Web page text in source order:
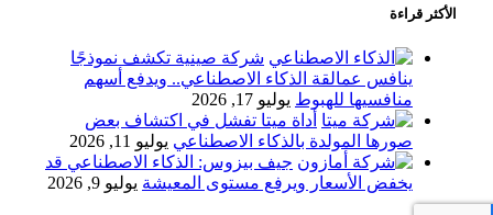
أسعار النفط ترتفع وسط ترقب نتائج
«طيران الرياض» يدشن أولى رحلاته إلى
مومباي ويضيف الوجهة التشغيلية الثامنة
الأكثر قراءة
شركة صينية تكشف نموذجًا
ينافس عمالقة الذكاء الاصطناعي.. ويدفع أسهم
منافسيها للهبوط يوليو 17, 2026
أداة ميتا تفشل في اكتشاف بعض
صورها المولدة بالذكاء الاصطناعي يوليو 11, 2026
جيف بيزوس: الذكاء الاصطناعي قد
يخفض الأسعار ويرفع مستوى المعيشة يوليو 9, 2026